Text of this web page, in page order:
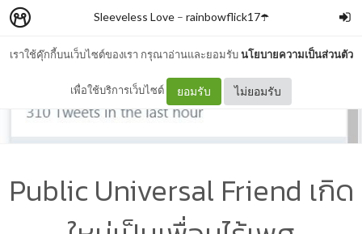
เราใช้คุ๊กกี้บนเว็บไซต์ของเรา กรุณาอ่านและยอมรับนโยบายความเป็นส่วนตัว
เพื่อใช้บริการเว็บไซต์ ยอมรับ ไม่ยอมรับ
Sleeveless Love– rainbowflick17☂️
Public Universal Friend เกิด